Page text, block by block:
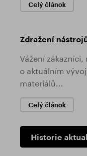
Celý článok
Zdražení
Vážení
o aktuálním
materiálů...
Celý článok
Historie